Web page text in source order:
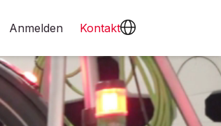
Anmelden Kontakt